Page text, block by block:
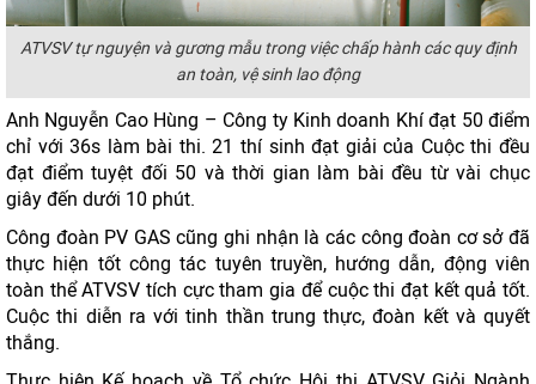
ATVSV tự nguyện và gương mẫu trong việc chấp hành các quy định
an toàn, vệ sinh lao động
Anh Nguyễn Cao Hùng – Công ty Kinh doanh Khí đạt 50 điểm
chỉ với 36s làm bài thi. 21 thí sinh đạt giải của Cuộc thi đều
đạt điểm tuyệt đối 50 và thời gian làm bài đều từ vài chục
giây đến dưới 10 phút.
Công đoàn PV GAS cũng ghi nhận là các công đoàn cơ sở đã
thực hiện tốt công tác tuyên truyền, hướng dẫn, động viên
toàn thể ATVSV tích cực tham gia để cuộc thi đạt kết quả tốt.
Cuộc thi diễn ra với tinh thần trung thực, đoàn kết và quyết
thắng.